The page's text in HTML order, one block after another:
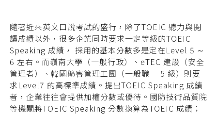
隨著近來英文口說考試的盛行，除了TOEIC 聽力與閱
讀成績以外，很多企業同時要求一定等級的TOEIC
Speaking 成績， 採用的基本分數多是定在Level 5 ∼
6 左右。而嶺南大學（一般行政）、eTEC 建設（安全
管理者）、韓國礦害管理工團（一般職－ 5 級）則要
求Level7 的高標準成績。提出TOEIC Speaking 成績
者，企業往往會提供加權分數或優待。國防技術品質院
等機關將TOEIC Speaking 分數換算為TOEIC 成績；